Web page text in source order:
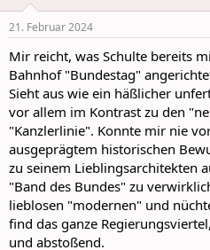
s
21. Februar 2024
Mir reicht, was Schulte bereits
Bahnhof "Bundestag"
Sieht aus wie ein häßlicher
vor allem im Kontrast zu den
"Kanzlerlinie". Konnte mir nie
ausgeprägtem historischen
zu seinem Lieblingsarchitekten
"Band des Bundes" zu
lieblosen "modernen" und
find das ganze
und abstoßend.